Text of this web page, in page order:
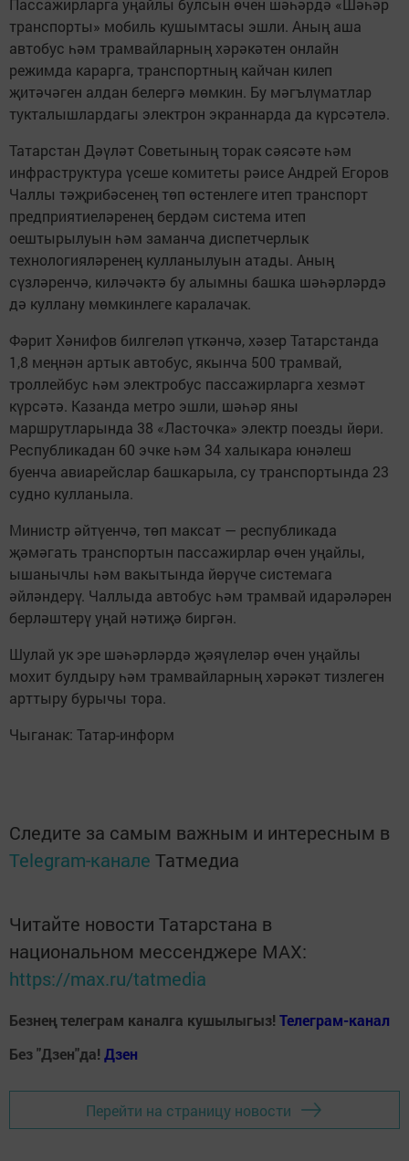
Пассажирларга уңайлы булсын өчен шәһәрдә «Шәһәр
транспорты» мобиль кушымтасы эшли. Аның аша
автобус һәм трамвайларның хәрәкәтен онлайн
режимда карарга, транспортның кайчан килеп
җитәчәген алдан белергә мөмкин. Бу мәгълүматлар
тукталышлардагы электрон экраннарда да күрсәтелә.
Татарстан Дәүләт Советының торак сәясәте һәм
инфраструктура үсеше комитеты рәисе Андрей Егоров
Чаллы тәҗрибәсенең төп өстенлеге итеп транспорт
предприятиеләренең бердәм система итеп
оештырылуын һәм заманча диспетчерлык
технологияләренең кулланылуын атады. Аның
сүзләренчә, киләчәктә бу алымны башка шәһәрләрдә
дә куллану мөмкинлеге каралачак.
Фәрит Хәнифов билгеләп үткәнчә, хәзер Татарстанда
1,8 меңнән артык автобус, якынча 500 трамвай,
троллейбус һәм электробус пассажирларга хезмәт
күрсәтә. Казанда метро эшли, шәһәр яны
маршрутларында 38 «Ласточка» электр поезды йөри.
Республикадан 60 эчке һәм 34 халыкара юнәлеш
буенча авиарейслар башкарыла, су транспортында 23
судно кулланыла.
Министр әйтүенчә, төп максат — республикада
җәмәгать транспортын пассажирлар өчен уңайлы,
ышанычлы һәм вакытында йөрүче системага
әйләндерү. Чаллыда автобус һәм трамвай идарәләрен
берләштерү уңай нәтиҗә биргән.
Шулай ук эре шәһәрләрдә җәяүлеләр өчен уңайлы
мохит булдыру һәм трамвайларның хәрәкәт тизлеген
арттыру бурычы тора.
Чыганак: Татар-информ
Следите за самым важным и интересным в
Telegram-канале Татмедиа
Читайте новости Татарстана в
национальном мессенджере MАХ:
https://max.ru/tatmedia
Безнең телеграм каналга кушылыгыз! Телеграм-канал
Без "Дзен"да! Дзен
Перейти на страницу новости